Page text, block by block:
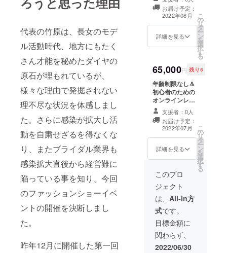
代表の竹原は、長女のモデ
ル活動時代、地方にもたく
さん才能を秘めたダイヤの
原石が埋もれているが、
様々な理由で発掘されない
理不尽な状況を体感しまし
た。さらに感染が拡大し活
動を自粛せざるを得なくな
り、またブライダル業界も
感染拡大直後から経営難に
陥っている事を知り、今回
のファッションショーイベ
ントの開催を決断しまし
た。
昨年12月に開催した第一回
TEAM Pre
STAGE in 岡
山】プレス
テージの開
に、本格的
に始動しま
した。
ズ部門と一般女
性部門各々の
『グランプリ』
リ』『３位』の
事前投票のご参
31日までです。
写真画像の一覧
表をメールでお
送りします。）
二回 IG
FASHION TEAM
GRAND STAGE
」 〜チャペル
de ファッション
ショー〜 《第２
2022年8月7日
（日）15:00〜
（開始時間未
定） 場所：Wグ
ランラセーレ岡
山 岡山市北区
柳町1丁目4-1
（衣装は自前の
ドレスでご出演
リハーサルレッ
スン： 日時：
（土）19:45〜
21:00 場所：問
屋町ダンススタ
ジオ | スタジオ
バース 2スタジ
オ 岡山市北区問
屋町23−101
お届け予定：
2022年08月
詳細を見る
こ
の
リ
タ
ー
ン
を
選
択
す
る
65,000円 残り5
年齢制限なし＆
初心者のための
オンラインレッ
スン５回コース
（個別サポート
サービス付き）
＋出演権＋リ
ハーサルレッス
ン参加権 【オン
①回目「姿勢を
正す」姿勢を分
析→あなただけ
の改善方法 ②回
目「姿勢を正し
てから歩く」
ノーヒールで
真っ直ぐ歩く→
気をつける箇所
→個人指導 ③回
支援者：0人
お届け予定：
2022年07月
詳細を見る
こ
の
リ
タ
ー
ン
を
選
択
す
る
このプロ
ジェクト
は、 All-In方
式です。
目標金額に
関わらず、
2022/06/30